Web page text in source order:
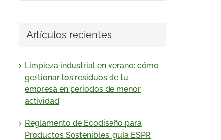
Artículos recientes
Limpieza industrial en verano: cómo
gestionar los residuos de tu
empresa en periodos de menor
actividad
Reglamento de Ecodiseño para
Productos Sostenibles: guía ESPR